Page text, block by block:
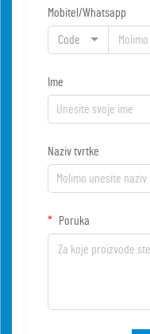
Mobitel/Whatsapp
Code
Ime
Naziv tvrtke
Poruka